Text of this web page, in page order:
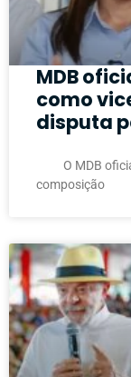
MDB
como
disputa
O MDB
composição